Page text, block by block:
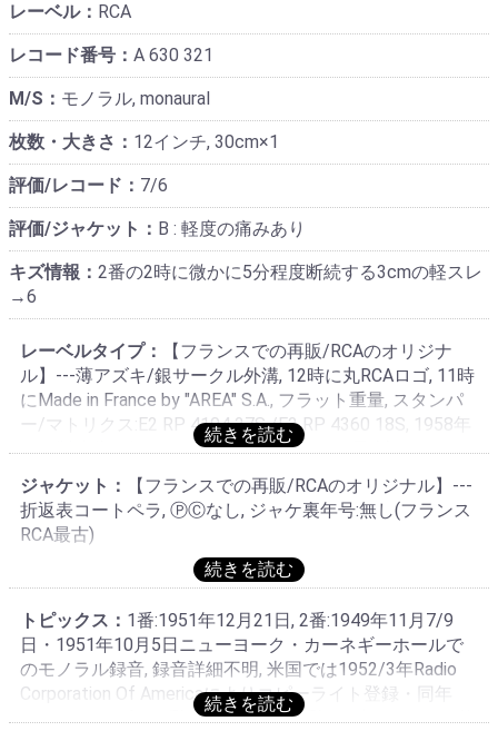
レーベル： RCA
レコード番号： A 630 321
M/S： モノラル, monaural
枚数・大きさ： 12インチ, 30cm×1
評価/レコード： 7/6
評価/ジャケット： B : 軽度の痛みあり
キズ情報： 2番の2時に微かに5分程度断続する3cmの軽スレ
→6
レーベルタイプ：
【フランスでの再販/RCAのオリジナ
ル】---薄アズキ/銀サークル外溝, 12時に丸RCAロゴ, 11時
にMade in France by "AREA" S.A., フラット重量, スタンパ
ー/マトリクス:E2 RP 4104 27S /E2 RP 4360 18S, 1958年
頃の製造分・仏AREAプレス(フランスRCA最古)
ジャケット：
【フランスでの再販/RCAのオリジナル】---
折返表コートペラ, ⓅⒸなし, ジャケ裏年号:無し(フランス
RCA最古)
トピックス： 1番:1951年12月21日, 2番:1949年11月7/9
日・1951年10月5日ニューヨーク・カーネギーホールで
のモノラル録音, 録音詳細不明, 米国では1952/3年Radio
Corporation Of Americaによりコピーライト登録・同年
RCA:LM 6009(1+9番)/LM 1723(2+4番)にて初リリース, 英